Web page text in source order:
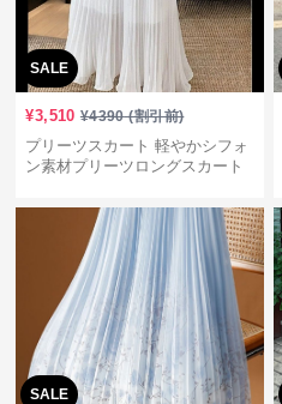
SALE
¥3,510 ¥4390(割引前)
プリーツスカート 軽やかシフォ
ン素材プリーツロングスカート
SALE